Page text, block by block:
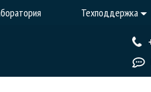
Техподдержка